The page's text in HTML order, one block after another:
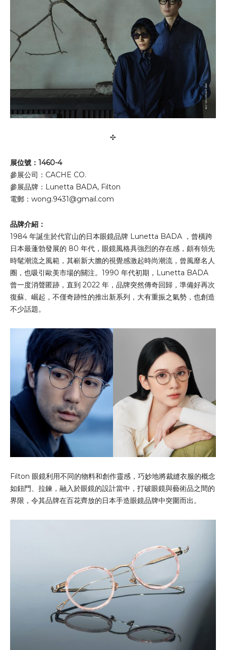
✣
展位號：1460-4
參展公司：CACHE CO.
參展品牌：Lunetta BADA, Filton
電郵： wong.9431@gmail.com
品牌介紹：
1984 年誕生於代官山的日本眼鏡品牌 Lunetta BADA ，曾橫跨
日本最蓬勃發展的 80 年代，眼鏡風格具強烈的存在感，頗有領先
時髦潮流之風範，其嶄新大膽的視覺感激起時尚潮流，曾風靡名人
圈，也吸引歐美市場的關注。1990 年代初期，Lunetta BADA
曾一度消聲匿跡，直到 2022 年，品牌突然傳奇回歸，準備好再次
復蘇、崛起，不僅奇跡性的推出新系列，大有重振之氣勢，也創造
不少話題。
Filton 眼鏡利用不同的物料和創作靈感，巧妙地將裁縫衣服的概念
如鈕門、拉鍊，融入於眼鏡的設計當中，打破眼鏡與藝術品之間的
界限，令其品牌在百花齊放的日本手造眼鏡品牌中突圍而出。